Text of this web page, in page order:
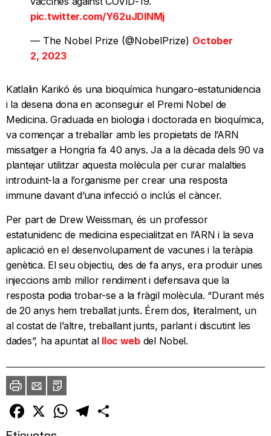
pic.twitter.com/Y62uJDlNMj
— The Nobel Prize (@NobelPrize) October
2, 2023
Katlalin Karikó és una bioquímica hungaro-estatunidencia
i la desena dona en aconseguir el Premi Nobel de
Medicina. Graduada en biologia i doctorada en bioquímica,
va començar a treballar amb les propietats de l’ARN
missatger a Hongria fa 40 anys. Ja a la dècada dels 90 va
plantejar utilitzar aquesta molècula per curar malalties
introduint-la a l’organisme per crear una resposta
immune davant d’una infecció o inclús el càncer.
Per part de Drew Weissman, és un professor
estatunidenc de medicina especialitzat en l’ARN i la seva
aplicació en el desenvolupament de vacunes i la teràpia
genètica. El seu objectiu, des de fa anys, era produir unes
injeccions amb millor rendiment i defensava que la
resposta podia trobar-se a la fràgil molècula. “Durant més
de 20 anys hem treballat junts. Érem dos, literalment, un
al costat de l’altre, treballant junts, parlant i discutint les
dades”, ha apuntat al lloc webdel Nobel.
ImprimirEnvia
un
amic
PDF
Facebook
X WhatsAppTelegram